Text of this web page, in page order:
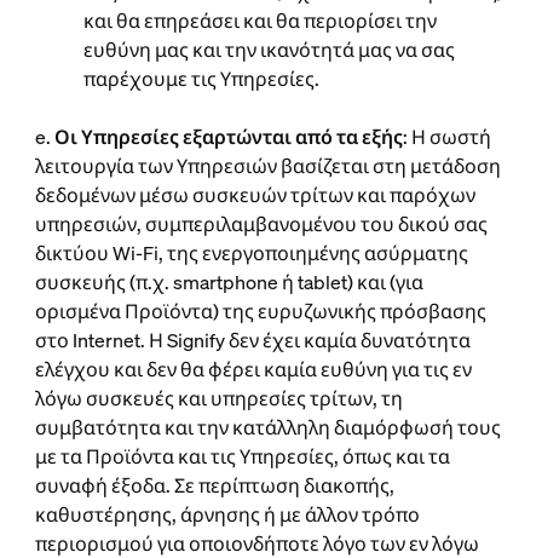
και θα επηρεάσει και θα περιορίσει την
ευθύνη μας και την ικανότητά μας να σας
παρέχουμε τις Υπηρεσίες.
e. Οι Υπηρεσίες εξαρτώνται από τα εξής: Η σωστή
λειτουργία των Υπηρεσιών βασίζεται στη μετάδοση
δεδομένων μέσω συσκευών τρίτων και παρόχων
υπηρεσιών, συμπεριλαμβανομένου του δικού σας
δικτύου Wi-Fi, της ενεργοποιημένης ασύρματης
συσκευής (π.χ. smartphone ή tablet) και (για
ορισμένα Προϊόντα) της ευρυζωνικής πρόσβασης
στο Internet. Η Signify δεν έχει καμία δυνατότητα
ελέγχου και δεν θα φέρει καμία ευθύνη για τις εν
λόγω συσκευές και υπηρεσίες τρίτων, τη
συμβατότητα και την κατάλληλη διαμόρφωσή τους
με τα Προϊόντα και τις Υπηρεσίες, όπως και τα
συναφή έξοδα. Σε περίπτωση διακοπής,
καθυστέρησης, άρνησης ή με άλλον τρόπο
περιορισμού για οποιονδήποτε λόγο των εν λόγω